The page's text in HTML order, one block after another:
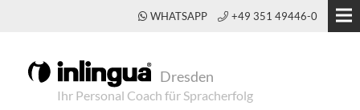
WHATSAPP +49 351 49446-0
Dresden